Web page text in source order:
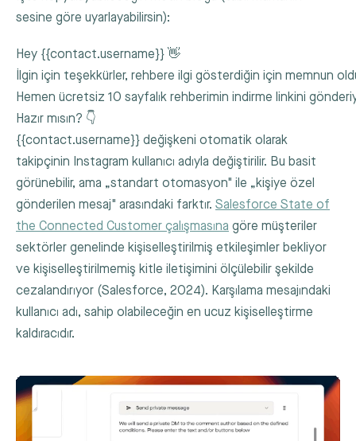
sesine göre uyarlayabilirsin):
Hey {{contact.username}} 👋
İlgin için teşekkürler, rehbere ilgi gösterdiğin için memnun
Hemen ücretsiz 10 sayfalık rehberimin indirme linkini
Hazır mısın? 👇
{{contact.username}} değişkeni otomatik olarak
takipçinin Instagram kullanıcı adıyla değiştirilir. Bu basit
görünebilir, ama „standart otomasyon" ile „kişiye özel
gönderilen mesaj" arasındaki farktır. Salesforce State of
the Connected Customer çalışmasına göre müşteriler
sektörler genelinde kişiselleştirilmiş etkileşimler bekliyor
ve kişiselleştirilmemiş kitle iletişimini ölçülebilir şekilde
cezalandırıyor (Salesforce, 2024). Karşılama mesajındaki
kullanıcı adı, sahip olabileceğin en ucuz kişiselleştirme
kaldıracıdır.